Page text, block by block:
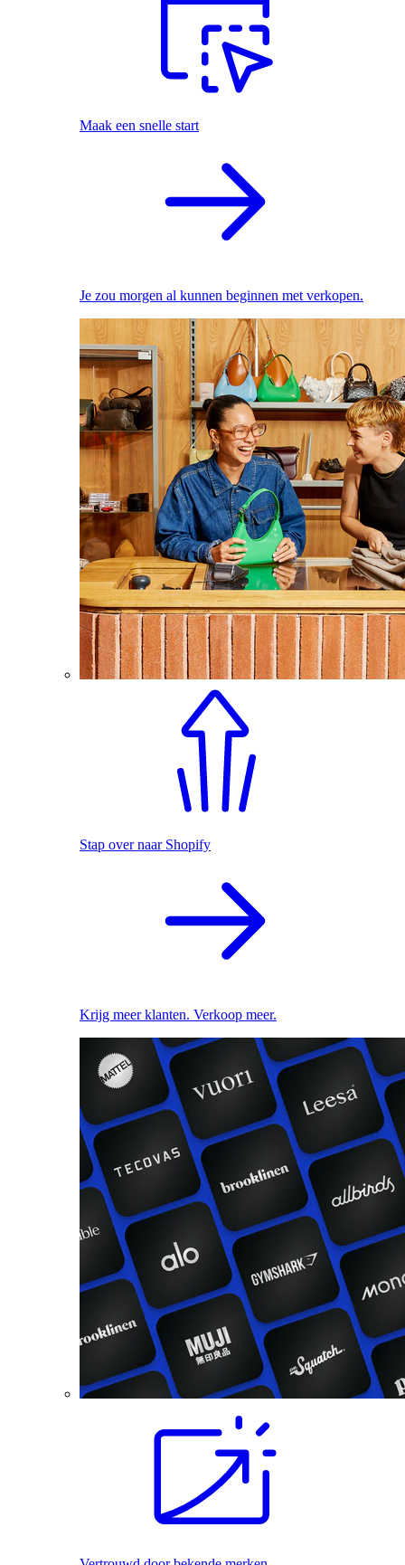
Maak een snelle start
Je zou morgen al kunnen beginnen met verkopen.
Stap over naar Shopify
Krijg meer klanten. Verkoop meer.